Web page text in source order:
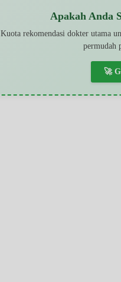
Apakah Anda
Kuota rekomendasi dokter utama
permudah
🚀